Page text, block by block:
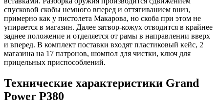
спусковой скобы немного вперед и оттягиванием вниз,
примерно как у пистолета Макарова, но скоба при этом не
упирается в магазин. Далее затвор-кожух отводится в крайнее
заднее положение и отделяется от рамы в направлении вверх
и вперед. В комплект поставки входят пластиковый кейс, 2
магазина на 17 патронов, шомпол для чистки, ключ для
прицельных приспособлений.
Технические характеристики Grand
Power P380